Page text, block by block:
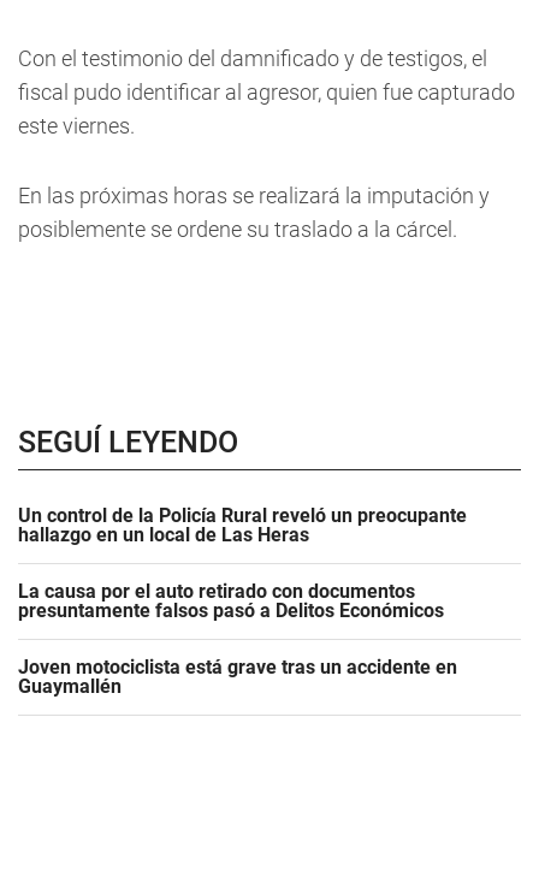
Con el testimonio del damnificado y de testigos, el
fiscal pudo identificar al agresor, quien fue capturado
este viernes.
En las próximas horas se realizará la imputación y
posiblemente se ordene su traslado a la cárcel.
SEGUÍ LEYENDO
Un control de la Policía Rural reveló un preocupante
hallazgo en un local de Las Heras
La causa por el auto retirado con documentos
presuntamente falsos pasó a Delitos Económicos
Joven motociclista está grave tras un accidente en
Guaymallén